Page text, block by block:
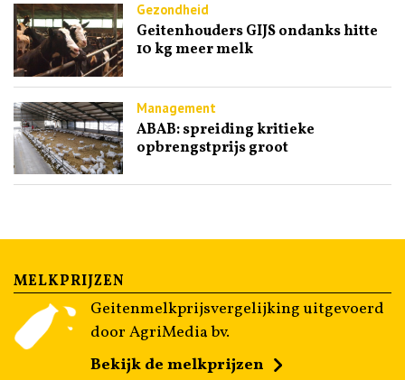
Gezondheid
Geitenhouders GIJS ondanks hitte
10 kg meer melk
Management
ABAB: spreiding kritieke
opbrengstprijs groot
MELKPRIJZEN
Geitenmelkprijsvergelijking uitgevoerd
door AgriMedia bv.
Bekijk de melkprijzen